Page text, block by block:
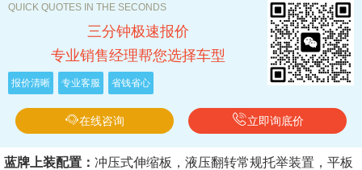
QUICK QUOTES IN THE SECONDS
三分钟极速报价
专业销售经理帮您选择车型
报价清晰 专业客服 省钱省心
在线咨询 立即询底价
蓝牌上装配置： 冲压式伸缩板，液压翻转常规托举装置，平板